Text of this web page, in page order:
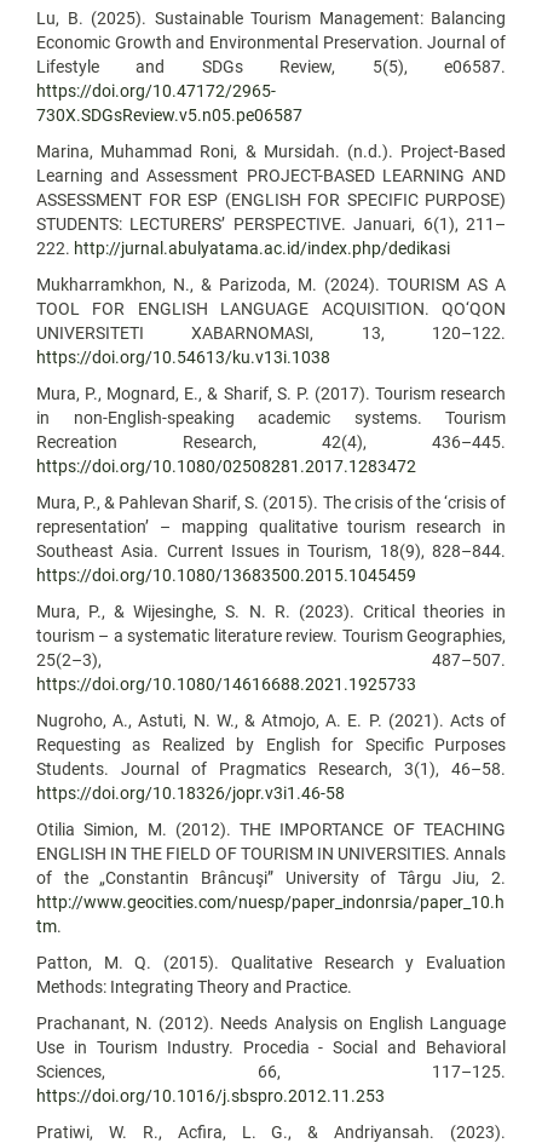
Lu, B. (2025). Sustainable Tourism Management: Balancing
Economic Growth and Environmental Preservation. Journal of
Lifestyle and SDGs Review, 5(5), e06587.
https://doi.org/10.47172/2965-
730X.SDGsReview.v5.n05.pe06587
Marina, Muhammad Roni, & Mursidah. (n.d.). Project-Based
Learning and Assessment PROJECT-BASED LEARNING AND
ASSESSMENT FOR ESP (ENGLISH FOR SPECIFIC PURPOSE)
STUDENTS: LECTURERS’ PERSPECTIVE. Januari, 6(1), 211–
222. http://jurnal.abulyatama.ac.id/index.php/dedikasi
Mukharramkhon, N., & Pаrizodа, M. (2024). TOURISM AS A
TOOL FOR ENGLISH LANGUAGE ACQUISITION. QO‘QON
UNIVERSITETI XABARNOMASI, 13, 120–122.
https://doi.org/10.54613/ku.v13i.1038
Mura, P., Mognard, E., & Sharif, S. P. (2017). Tourism research
in non-English-speaking academic systems. Tourism
Recreation Research, 42(4), 436–445.
https://doi.org/10.1080/02508281.2017.1283472
Mura, P., & Pahlevan Sharif, S. (2015). The crisis of the ‘crisis of
representation’ – mapping qualitative tourism research in
Southeast Asia. Current Issues in Tourism, 18(9), 828–844.
https://doi.org/10.1080/13683500.2015.1045459
Mura, P., & Wijesinghe, S. N. R. (2023). Critical theories in
tourism – a systematic literature review. Tourism Geographies,
25(2–3), 487–507.
https://doi.org/10.1080/14616688.2021.1925733
Nugroho, A., Astuti, N. W., & Atmojo, A. E. P. (2021). Acts of
Requesting as Realized by English for Specific Purposes
Students. Journal of Pragmatics Research, 3(1), 46–58.
https://doi.org/10.18326/jopr.v3i1.46-58
Otilia Simion, M. (2012). THE IMPORTANCE OF TEACHING
ENGLISH IN THE FIELD OF TOURISM IN UNIVERSITIES. Annals
of the „Constantin Brâncuşi” University of Târgu Jiu, 2.
http://www.geocities.com/nuesp/paper_indonrsia/paper_10.h
tm.
Patton, M. Q. (2015). Qualitative Research y Evaluation
Methods: Integrating Theory and Practice.
Prachanant, N. (2012). Needs Analysis on English Language
Use in Tourism Industry. Procedia - Social and Behavioral
Sciences, 66, 117–125.
https://doi.org/10.1016/j.sbspro.2012.11.253
Pratiwi, W. R., Acfira, L. G., & Andriyansah. (2023).